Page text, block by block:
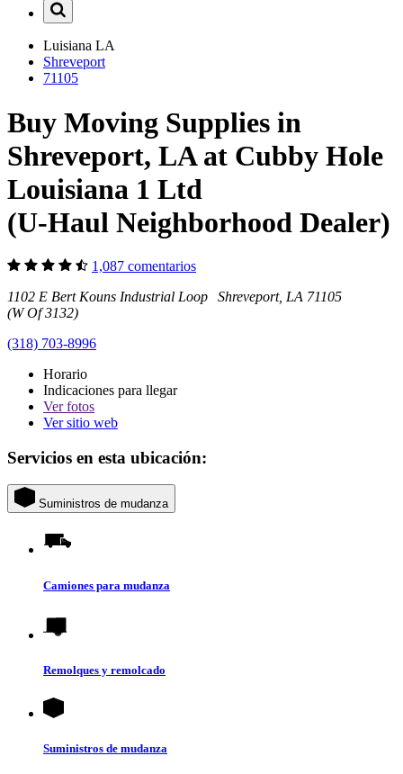
Luisiana LA
Shreveport
71105
Buy Moving Supplies in
Shreveport, LA at Cubby Hole
Louisiana 1 Ltd
(U-Haul Neighborhood Dealer)
1,087 comentarios
1102 E Bert Kouns Industrial Loop Shreveport, LA 71105
(W Of 3132)
(318) 703-8996
Horario
Indicaciones para llegar
Verfotos
Ver sitio web
Servicios en esta ubicación:
Suministros de mudanza
Camiones para mudanza
Remolques y remolcado
Suministros de mudanza